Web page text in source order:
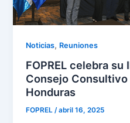
Noticias, Reuniones
FOPREL celebra su
Consejo Consultivo
Honduras
FOPREL/abril 16, 2025